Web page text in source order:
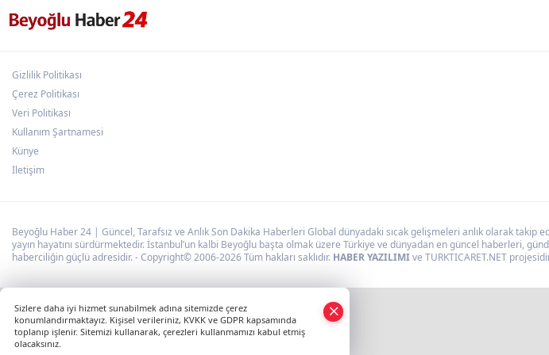
Gizlilik Politikası
Çerez Politikası
Veri Politikası
Kullanım Şartnamesi
Künye
İletişim
Beyoğlu Haber 24 | Güncel, Tarafsız ve Anlık Son Dakika Haberleri Global dünyadaki sıcak gelişmeleri anlık olarak
yayın hayatını sürdürmektedir. İstanbul’un kalbi Beyoğlu başta olmak üzere Türkiye ve dünyadan en güncel haberleri,
haberciliğin güçlü adresidir. - Copyright© 2006-2026 Tüm hakları saklıdır. HABER YAZILIMIve TURKTICARET.NET
Sizlere daha iyi hizmet sunabilmek adına sitemizde çerez
konumlandırmaktayız. Kişisel verileriniz, KVKK ve GDPR kapsamında
toplanıp işlenir. Sitemizi kullanarak, çerezleri kullanmamızı kabul etmiş
olacaksınız.
Whatsapp
×